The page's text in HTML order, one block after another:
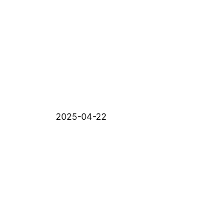
2025-04-22